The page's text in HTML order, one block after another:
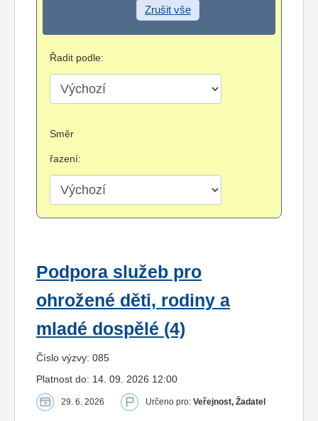
Zrušit vše
Řadit podle:
Směr
řazení:
Podpora služeb pro
ohrožené děti, rodiny a
mladé dospělé (4)
Číslo výzvy: 085
Platnost do: 14. 09. 2026 12:00
29. 6. 2026 Určeno pro: Veřejnost, Žadatel